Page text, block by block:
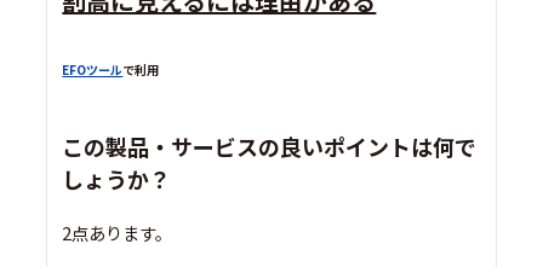
EFOツールで利用
この製品・サービスの良いポイントは何で
しょうか？
2点あります。